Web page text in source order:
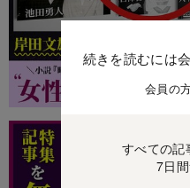
続きを読むには
会員の
すべての記
7日